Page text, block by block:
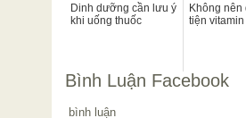
Dinh dưỡng cần lưu ý
khi uống thuốc
Không nên
tiện vitamin
Bình Luận Facebook
bình luận